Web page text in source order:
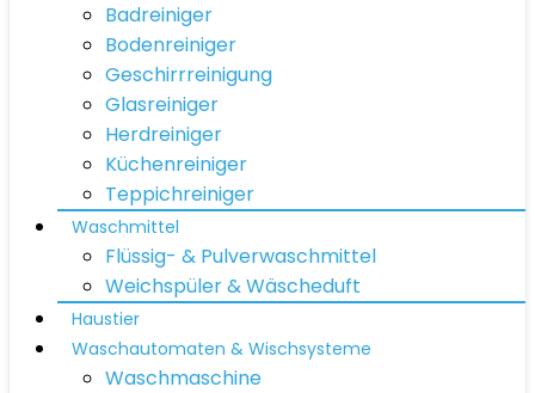
Badreiniger
Bodenreiniger
Geschirrreinigung
Glasreiniger
Herdreiniger
Küchenreiniger
Teppichreiniger
Waschmittel
Flüssig- & Pulverwaschmittel
Weichspüler & Wäscheduft
Haustier
Waschautomaten & Wischsysteme
Waschmaschine